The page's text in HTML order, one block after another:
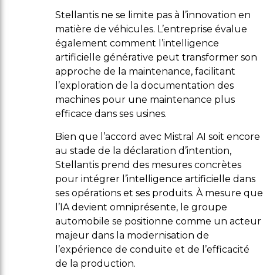
Stellantis ne se limite pas à l’innovation en
matière de véhicules. L’entreprise évalue
également comment l’intelligence
artificielle générative peut transformer son
approche de la maintenance, facilitant
l’exploration de la documentation des
machines pour une maintenance plus
efficace dans ses usines.
Bien que l’accord avec Mistral AI soit encore
au stade de la déclaration d’intention,
Stellantis prend des mesures concrètes
pour intégrer l’intelligence artificielle dans
ses opérations et ses produits. À mesure que
l’IA devient omniprésente, le groupe
automobile se positionne comme un acteur
majeur dans la modernisation de
l’expérience de conduite et de l’efficacité
de la production.